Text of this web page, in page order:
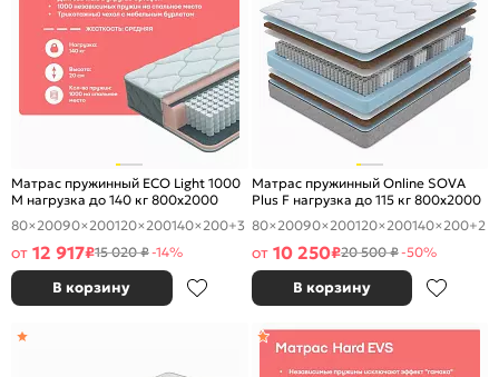
Матрас пружинный ECO Light 1000
M нагрузка до 140 кг 800x2000
80×20090×200120×200140×200+3
от 12 917₽15 020 ₽-14%
В корзину
Матрас пружинный Online SOVA
Plus F нагрузка до 115 кг 800x2000
80×20090×200120×200140×200+2
от 10 250₽20 500 ₽-50%
В корзину